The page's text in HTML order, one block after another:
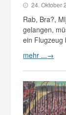
24. Oktober
Rab, Bra?,
gelangen,
ein
mehr ...→